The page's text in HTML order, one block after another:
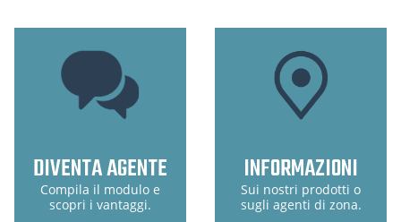
DIVENTA AGENTE
Compila il modulo e
scopri i vantaggi.
INFORMAZIONI
Sui nostri prodotti o
sugli agenti di zona.